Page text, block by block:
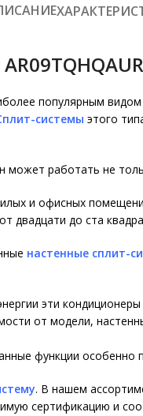
популярным
системы этого
может работать не
и офисных
двадцати до ста
настенные сплит-
эти
от модели,
функции
. В нашем
сертификацию и